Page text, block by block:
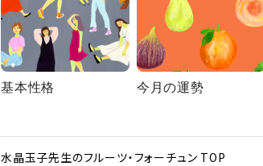
基本性格 今月の運勢
水晶玉子先生のフルーツ・フォーチュン TOP